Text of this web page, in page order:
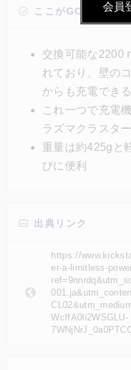
っている。片手で握
間回転させると、充
せるほどの電力を生
ここがGOOD!
交換可能な2200
れており、壁の
からも充電できる
これ一つで充電
ラズマクラスタ
重量は約425gと
びに便利
出典リンク
https://
er-a-limitless-
WcffA0li2WSGLU-
会員